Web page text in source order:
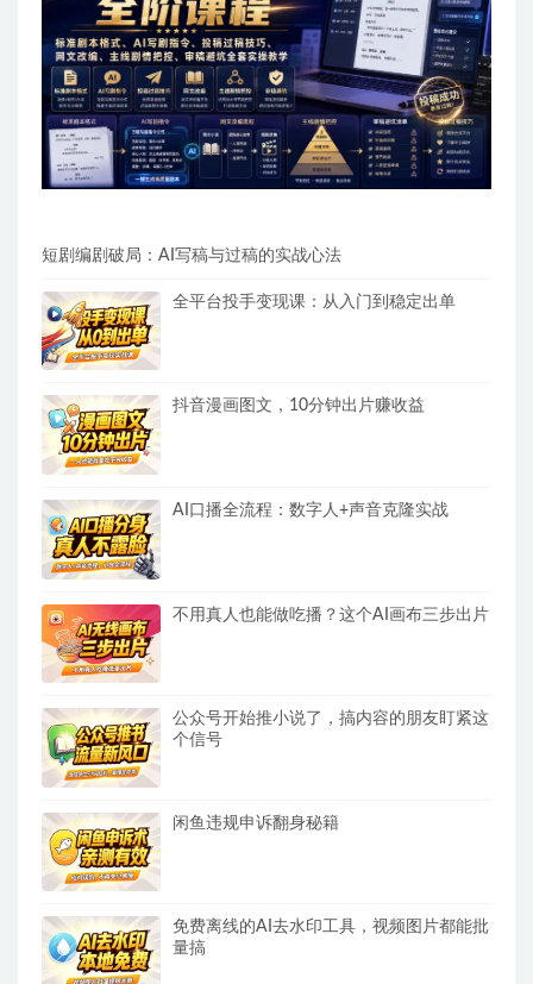
短剧编剧破局：AI写稿与过稿的实战心法
全平台投手变现课：从入门到稳定出单
抖音漫画图文，10分钟出片赚收益
AI口播全流程：数字人+声音克隆实战
不用真人也能做吃播？这个AI画布三步出片
公众号开始推小说了，搞内容的朋友盯紧这
个信号
闲鱼违规申诉翻身秘籍
免费离线的AI去水印工具，视频图片都能批
量搞